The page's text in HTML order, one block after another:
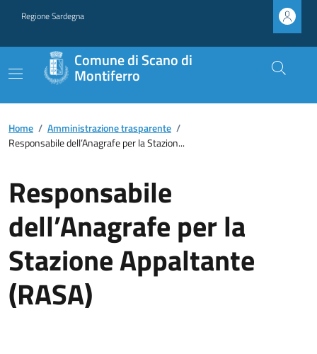
Regione Sardegna
Comune di Scano di
Montiferro
Home / Amministrazione trasparente /
Responsabile dell’Anagrafe per la Stazion...
Responsabile
dell’Anagrafe per la
Stazione Appaltante
(RASA)